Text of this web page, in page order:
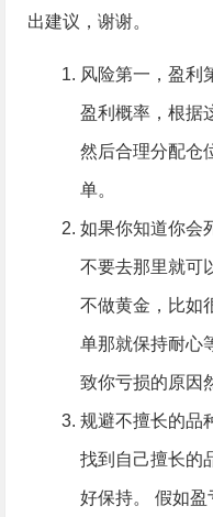
出建议，谢谢。
风险第一，盈利
盈利概率，根据
然后合理分配仓
单。
如果你知道你会
不要去那里就可
不做黄金，比如
单那就保持耐
致你亏损的原因
规避不擅长的品
找到自己擅长的
好保持。 假如